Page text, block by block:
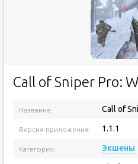
Call of Sniper Pro:
Название: Call of
Версия приложения: 1.1.1
Категория: Экшены